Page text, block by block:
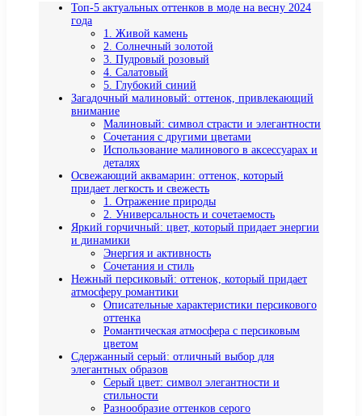
Топ-5 актуальных оттенков в моде на весну 2024
года
1. Живой камень
2. Солнечный золотой
3. Пудровый розовый
4. Салатовый
5. Глубокий синий
Загадочный малиновый: оттенок, привлекающий
внимание
Малиновый: символ страсти и элегантности
Сочетания с другими цветами
Использование малинового в аксессуарах и
деталях
Освежающий аквамарин: оттенок, который
придает легкость и свежесть
1. Отражение природы
2. Универсальность и сочетаемость
Яркий горчичный: цвет, который придает энергии
и динамики
Энергия и активность
Сочетания и стиль
Нежный персиковый: оттенок, который придает
атмосферу романтики
Описательные характеристики персикового
оттенка
Романтическая атмосфера с персиковым
цветом
Сдержанный серый: отличный выбор для
элегантных образов
Серый цвет: символ элегантности и
стильности
Разнообразие оттенков серого